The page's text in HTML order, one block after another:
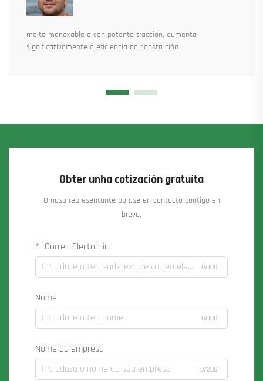
moito manexable e con potente tracción, aumenta
significativamente a eficiencia na construción
Obter unha cotización gratuíta
O noso representante porase en contacto contigo en
breve.
Correo Electrónico
0/100
Nome
0/100
Nome da empresa
0/200